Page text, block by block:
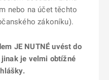
nebo na účet těchto
zákoníku).
JE NUTNÉ uvést do
je velmi obtížné